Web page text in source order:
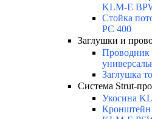
KLM-E
Стойка
PC 400
Заглушки и
Проводник
Заглушка
Система Strut-
Укосина
Кронштейн